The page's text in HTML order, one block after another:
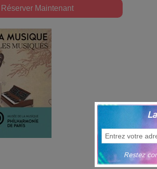
Maintenant
Restez